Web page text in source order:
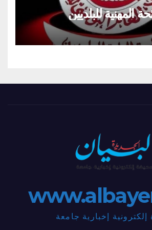
المهنية للبلديين
إلكترونية إخبارية جامعة